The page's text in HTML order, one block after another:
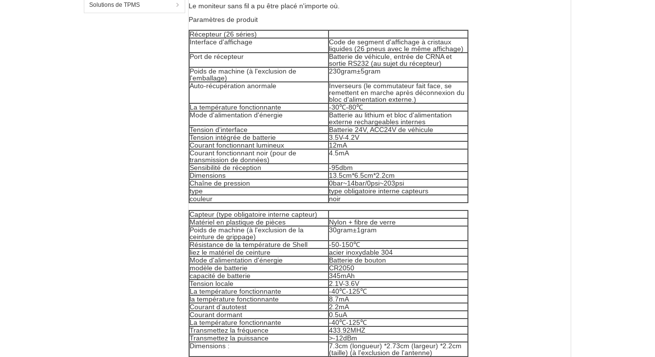
Solutions de TPMS
Le moniteur sans fil a pu être placé n'importe où.
Paramètres de produit
Récepteur (26 séries)
Interface d'affichage
Code de segment d'affichage à cristaux
liquides (26 pneus avec le même affichage)
Port de récepteur
Batterie de véhicule, entrée de CRNA et
sortie RS232 (au sujet du récepteur)
Poids de machine (à l'exclusion de
l'emballage)
230gram±5gram
Auto-récupération anormale
Inverseurs (le commutateur fait face, se
remettent en marche après déconnexion du
bloc d'alimentation externe.)
La température fonctionnante
-30℃-80℃
Mode d'alimentation d'énergie
Batterie au lithium et bloc d'alimentation
externe rechargeables internes
Tension d'interface
Batterie 24V, ACC24V de véhicule
Tension intégrée de batterie
3.5V-4.2V
Courant fonctionnant lumineux
12mA
Courant fonctionnant noir (pour de
transmission de données)
4.5mA
Sensibilité de réception
-95dbm
Dimensions
13.5cm*6.5cm*2.2cm
Chaîne de pression
0bar~14bar/0psi~203psi
type
type obligatoire interne capteurs
couleur
noir
Capteur (type obligatoire interne capteur)
Matériel en plastique de pièces
Nylon + fibre de verre
Poids de machine (à l'exclusion de la
ceinture de grippage)
30gram±1gram
Résistance de la température de Shell
-50-150℃
liez le matériel de ceinture
acier inoxydable 304
Mode d'alimentation d'énergie
Batterie de bouton
modèle de batterie
CR2050
capacité de batterie
345mAh
Tension locale
2.1V-3.6V
La température fonctionnante
-40℃-125℃
la température fonctionnante
8.7mA
Courant d'autotest
2.2mA
Courant dormant
0.5uA
La température fonctionnante
-40℃-125℃
Transmettez la fréquence
433.92MHZ
Transmettez la puissance
>-12dBm
Dimensions :
7.3cm (longueur) *2.73cm (largeur) *2.2cm
(taille) (à l'exclusion de l'antenne)